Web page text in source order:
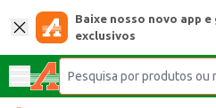
Baixe nosso novo app
exclusivos